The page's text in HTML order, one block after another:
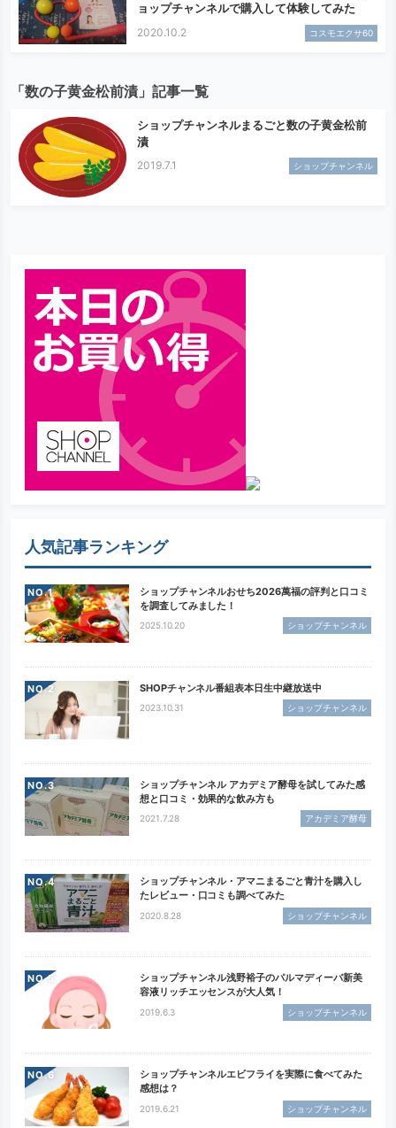
ョップチャンネルで購入して体験してみた
2020.10.2 コスモエクサ60
「数の子黄金松前漬」記事一覧
ショップチャンネルまるごと数の子黄金松前
漬
2019.7.1 ショップチャンネル
人気記事ランキング
NO.
ショップチャンネルおせち2026萬福の評判と口コミ
を調査してみました！
2025.10.20 ショップチャンネル
NO. SHOPチャンネル番組表本日生中継放送中
2023.10.31 ショップチャンネル
NO.
ショップチャンネル アカデミア酵母を試してみた感
想と口コミ・効果的な飲み方も
2021.7.28 アカデミア酵母
NO.
ショップチャンネル・アマニまるごと青汁を購入し
たレビュー・口コミも調べてみた
2020.8.28 ショップチャンネル
NO.
ショップチャンネル浅野裕子のパルマディーバ新美
容液リッチエッセンスが大人気！
2019.6.3 ショップチャンネル
NO.
ショップチャンネルエビフライを実際に食べてみた
感想は？
2019.6.21 ショップチャンネル